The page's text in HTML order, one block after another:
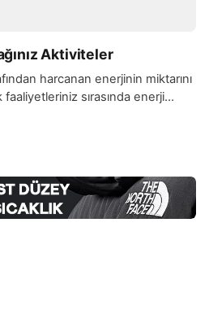
Aktiviteler
harcanan enerjinin miktarını
sırasında enerji
kilo vermeye başlarsınız.
vücut tarafından
arttırmak ve yediğiniz yiyecekler